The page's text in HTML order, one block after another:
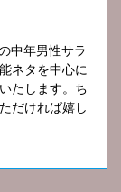
中年男性サラ
ネタを中心に
たします。ち
だければ嬉し